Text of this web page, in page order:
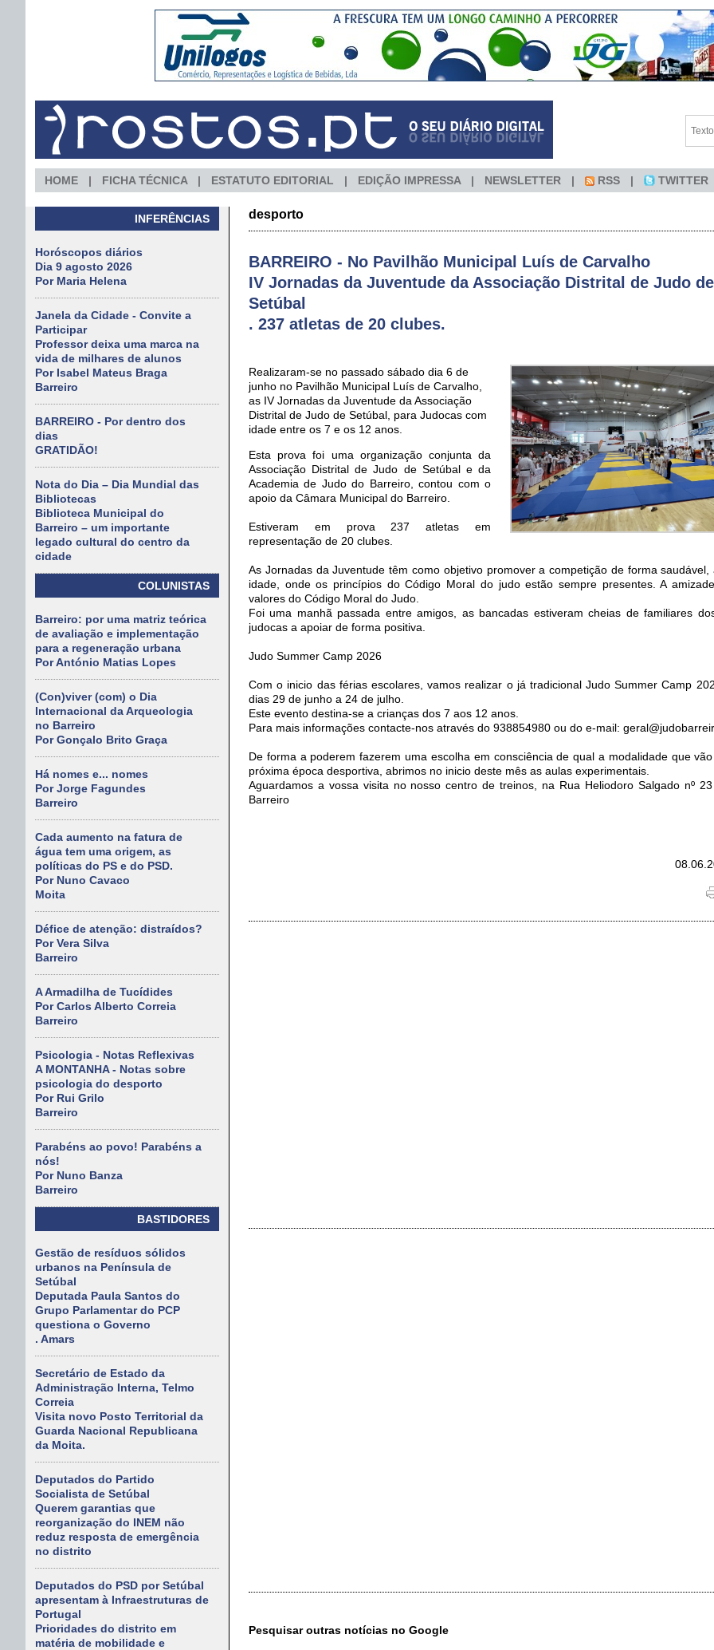
HOME FICHA TÉCNICA ESTATUTO EDITORIAL EDIÇÃO IMPRESSA NEWSLETTER RSS TWITTER
INFERÊNCIAS
Horóscopos diários
Dia 9 agosto 2026
Por Maria Helena
Janela da Cidade - Convite a
Participar
Professor deixa uma marca na
vida de milhares de alunos
Por Isabel Mateus Braga
Barreiro
BARREIRO - Por dentro dos
dias
GRATIDÃO!
Nota do Dia – Dia Mundial das
Bibliotecas
Biblioteca Municipal do
Barreiro – um importante
legado cultural do centro da
cidade
COLUNISTAS
Barreiro: por uma matriz teórica
de avaliação e implementação
para a regeneração urbana
Por António Matias Lopes
(Con)viver (com) o Dia
Internacional da Arqueologia
no Barreiro
Por Gonçalo Brito Graça
Há nomes e... nomes
Por Jorge Fagundes
Barreiro
Cada aumento na fatura de
água tem uma origem, as
políticas do PS e do PSD.
Por Nuno Cavaco
Moita
Défice de atenção: distraídos?
Por Vera Silva
Barreiro
A Armadilha de Tucídides
Por Carlos Alberto Correia
Barreiro
Psicologia - Notas Reflexivas
A MONTANHA - Notas sobre
psicologia do desporto
Por Rui Grilo
Barreiro
Parabéns ao povo! Parabéns a
nós!
Por Nuno Banza
Barreiro
BASTIDORES
Gestão de resíduos sólidos
urbanos na Península de
Setúbal
Deputada Paula Santos do
Grupo Parlamentar do PCP
questiona o Governo
. Amars
Secretário de Estado da
Administração Interna, Telmo
Correia
Visita novo Posto Territorial da
Guarda Nacional Republicana
da Moita.
Deputados do Partido
Socialista de Setúbal
Querem garantias que
reorganização do INEM não
reduz resposta de emergência
no distrito
Deputados do PSD por Setúbal
apresentam à Infraestruturas de
Portugal
Prioridades do distrito em
matéria de mobilidade e
desporto
BARREIRO - No Pavilhão Municipal Luís de Carvalho
IV Jornadas da Juventude da Associação Distrital de Judo de
Setúbal
. 237 atletas de 20 clubes.
Realizaram-se no passado sábado dia 6 de
junho no Pavilhão Municipal Luís de Carvalho,
as IV Jornadas da Juventude da Associação
Distrital de Judo de Setúbal, para Judocas com
idade entre os 7 e os 12 anos.
Esta prova foi uma organização conjunta da
Associação Distrital de Judo de Setúbal e da
Academia de Judo do Barreiro, contou com o
apoio da Câmara Municipal do Barreiro.
Estiveram em prova 237 atletas em
representação de 20 clubes.
As Jornadas da Juventude têm como objetivo promover a competição de forma saudável,
idade, onde os princípios do Código Moral do judo estão sempre presentes. A
valores do Código Moral do Judo.
Foi uma manhã passada entre amigos, as bancadas estiveram cheias de familiares
judocas a apoiar de forma positiva.
Judo Summer Camp 2026
Com o inicio das férias escolares, vamos realizar o já tradicional Judo Summer Camp
dias 29 de junho a 24 de julho.
Este evento destina-se a crianças dos 7 aos 12 anos.
Para mais informações contacte-nos através do 938854980 ou do e-mail:
De forma a poderem fazerem uma escolha em consciência de qual a modalidade que
próxima época desportiva, abrimos no inicio deste mês as aulas experimentais.
Aguardamos a vossa visita no nosso centro de treinos, na Rua Heliodoro Salgado nº
Barreiro
Pesquisar outras notícias no Google